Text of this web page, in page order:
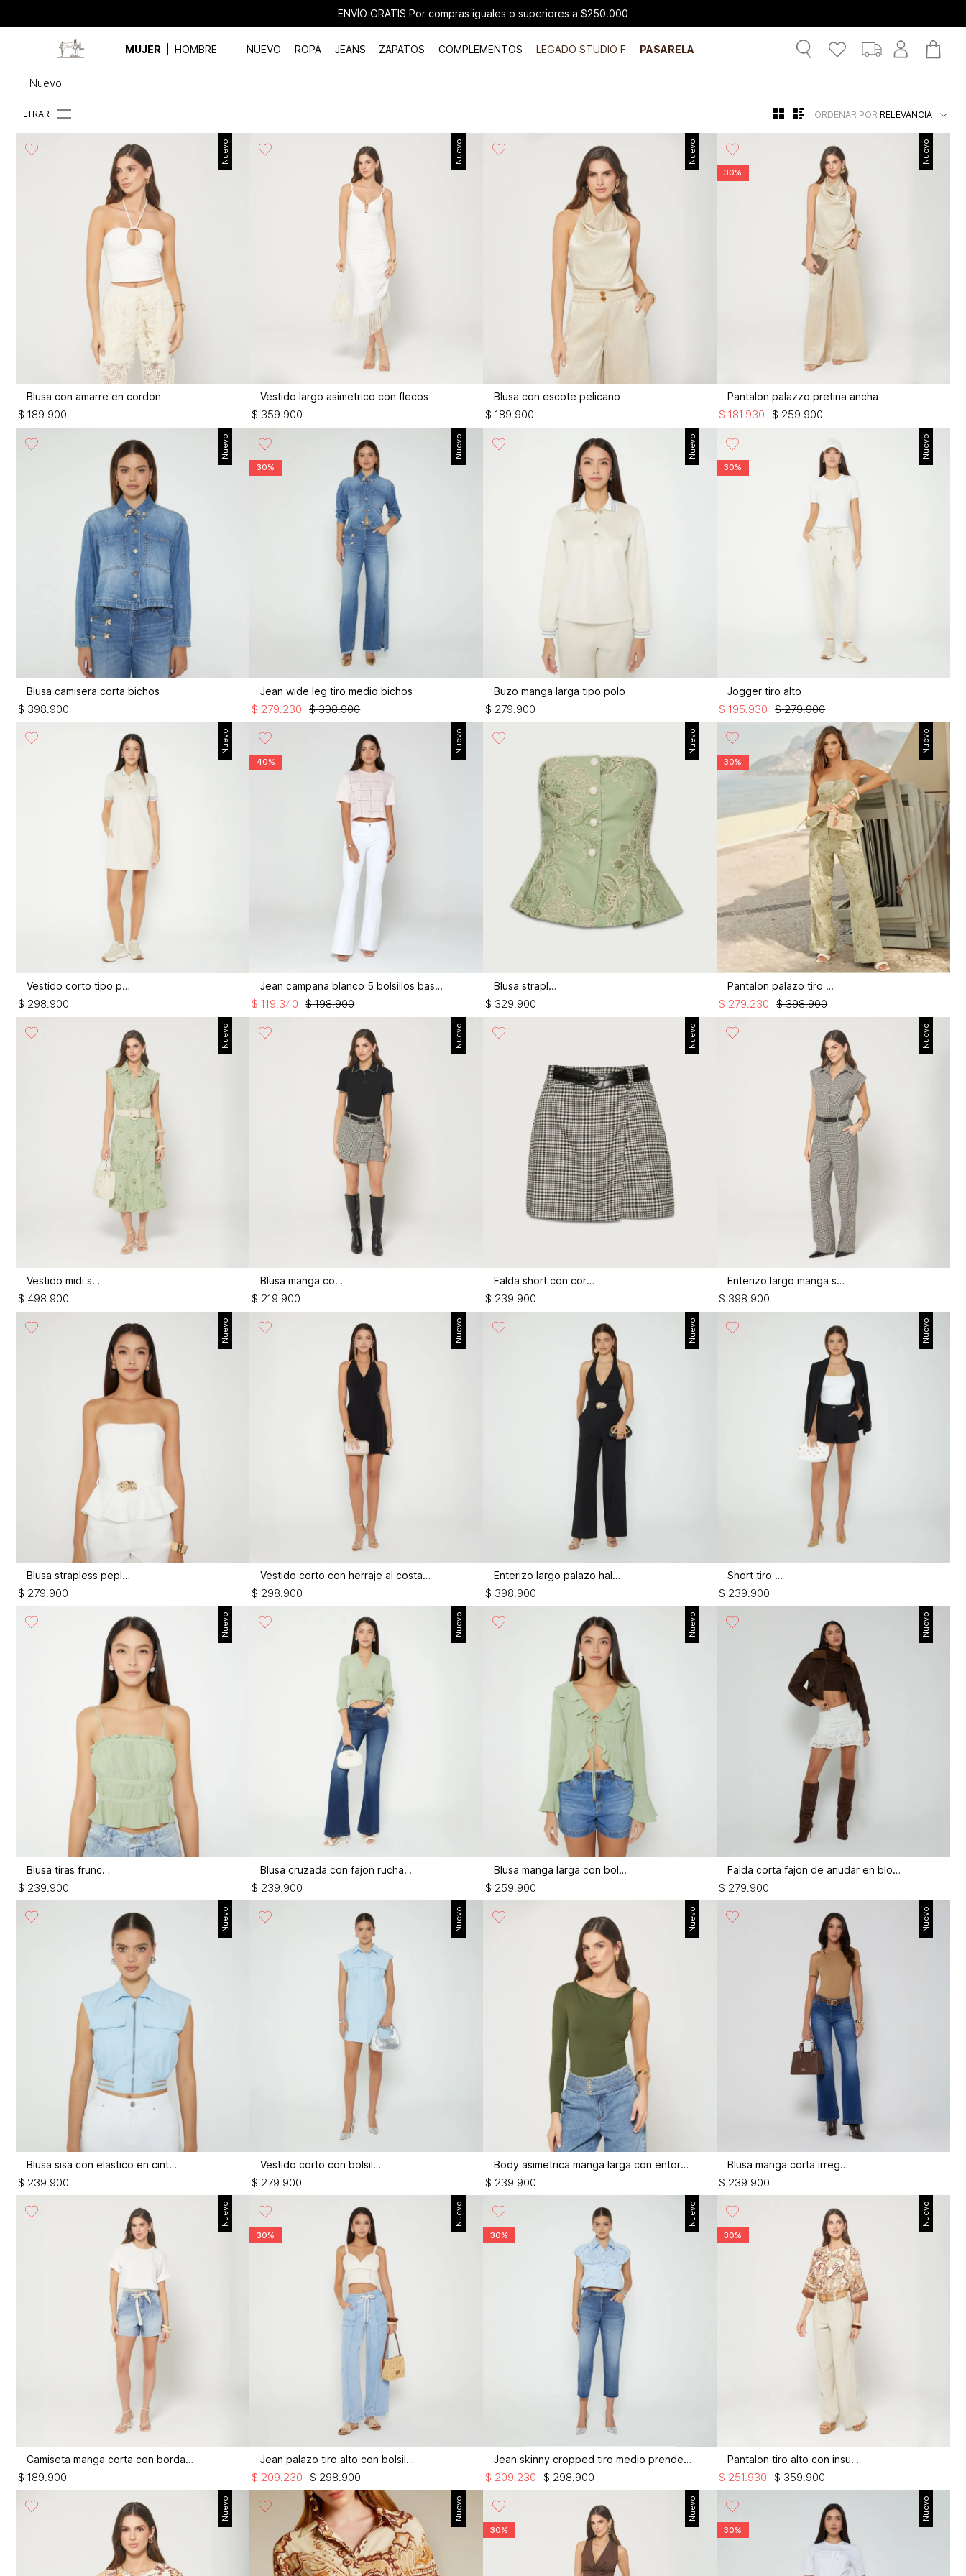
ENVÍO GRATIS Por compras iguales o superiores a $250.000
MUJER HOMBRE NUEVO ROPA JEANS ZAPATOS COMPLEMENTOS LEGADO STUDIO F PASARELA
Nuevo
FILTRAR ORDENAR POR RELEVANCIA
Nuevo
Blusa con amarre en cordon
$ 189.900
Nuevo
Vestido largo asimetrico con flecos
$ 359.900
Nuevo
Blusa con escote pelicano
$ 189.900
Nuevo
30%
Pantalon palazzo pretina ancha
$ 259.900
$ 181.930
Nuevo
Blusa camisera corta bichos
$ 398.900
Nuevo
30%
Jean wide leg tiro medio bichos
$ 398.900
$ 279.230
Nuevo
Buzo manga larga tipo polo
$ 279.900
Nuevo
30%
Jogger tiro alto
$ 279.900
$ 195.930
Nuevo
Vestido corto tipo polo
$ 298.900
Nuevo
40%
Jean campana blanco 5 bolsillos basico
$ 198.900
$ 119.340
Nuevo
Blusa strapless
$ 329.900
Nuevo
30%
Pantalon palazo tiro alto
$ 398.900
$ 279.230
Nuevo
Vestido midi sisa
$ 498 900
Nuevo
Blusa manga corta
$ 219 900
Nuevo
Falda short con correa
$ 239 900
Nuevo
Enterizo largo manga sisa
$ 398 900
Nuevo
Blusa strapless peplum
$ 279 900
Nuevo
Vestido corto con herraje al costado
$ 298 900
Nuevo
Enterizo largo palazo halter
$ 398 900
Nuevo
Short tiro alto
$ 239 900
Nuevo
Blusa tiras fruncida
$ 239 900
Nuevo
Blusa cruzada con fajon ruchado
$ 239 900
Nuevo
Blusa manga larga con bolero
$ 259 900
Nuevo
Falda corta fajon de anudar en blonda
$ 279 900
Nuevo
Blusa sisa con elastico en cintura
$ 239 900
Nuevo
Vestido corto con bolsillos
$ 279 900
Nuevo
Body asimetrica manga larga con entorche
$ 239 900
Nuevo
Blusa manga corta irregular
$ 239 900
Nuevo
Camiseta manga corta con bordado
$ 189 900
Nuevo
30%
Jean palazo tiro alto con bolsillos
$ 298.900
$ 209 230
Nuevo
30%
Jean skinny cropped tiro medio prendedor
$ 298.900
$ 209 230
Nuevo
30%
Pantalon tiro alto con insumo
$ 359.900
$ 251 930
Nuevo Nuevo Nuevo
30%
Nuevo
30%